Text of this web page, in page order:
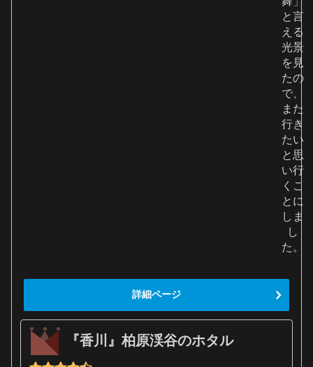
と言
える
光景
を見
たの
で、
また
行き
たい
と思
い行
くこ
とに
しま
し
た。
詳細ページ
『香川』柏原渓谷のホタル